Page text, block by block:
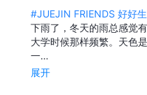
#JUEJIN FRIENDS 好好
下雨了，冬天的雨总感觉
大学时候那样频繁。天色
一…
展开